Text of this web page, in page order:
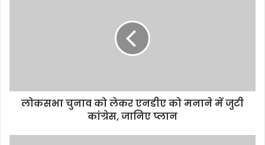
लोकसभा चुनाव को लेकर एनडीए को मनाने में जुटी
कांग्रेस, जानिए प्‍लान